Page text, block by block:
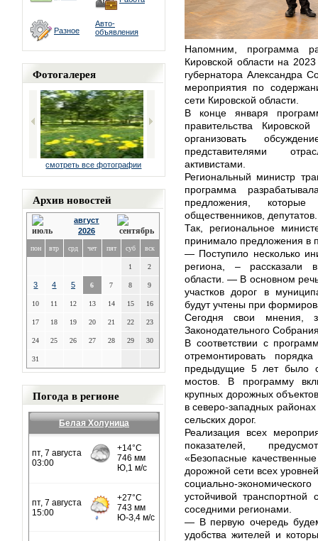
Разное
Авто-
объявления
Фотогалерея
смотреть все фотографии
Архив новостей
август
2026
пон втр срд чет пят суб вск
1 2
3 4 5 6 7 8 9
10 11 12 13 14 15 16
17 18 19 20 21 22 23
24 25 26 27 28 29 30
31
Погода в регионе
Белая Холуница
Напомним, программа
Кировской области на
губернатора Александра
мероприятия по
сети Кировской области.
В конце января
правительства
организовать
представителями
активистами.
Региональный министр
программа
предложения,
общественников, депутатов.
Так, региональное
принимало предложения в
— Поступило несколько
региона, – рассказали
области. — В основном
участков дорог в
будут учтены при
Сегодня свои мнения,
Законодательного
В соответствии с
отремонтировать
предыдущие 5 лет было
мостов. В программу
крупных дорожных
в северо-западных
сельских дорог.
Реализация всех
показателей,
«Безопасные
дорожной сети всех
социально-
устойчивой
соседними регионами.
— В первую очередь
удобства жителей и